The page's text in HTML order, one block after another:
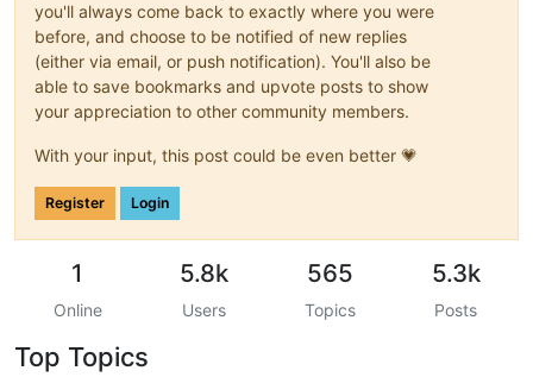
you'll always come back to exactly where you were
before, and choose to be notified of new replies
(either via email, or push notification). You'll also be
able to save bookmarks and upvote posts to show
your appreciation to other community members.
With your input, this post could be even better 💗
Register Login
1
Online
5.8k
Users
565
Topics
5.3k
Posts
Top Topics